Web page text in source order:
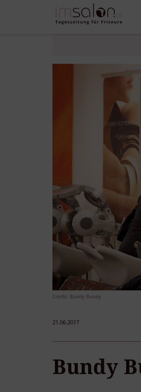
Credit: Bundy Bundy
21.06.2017
Bundy